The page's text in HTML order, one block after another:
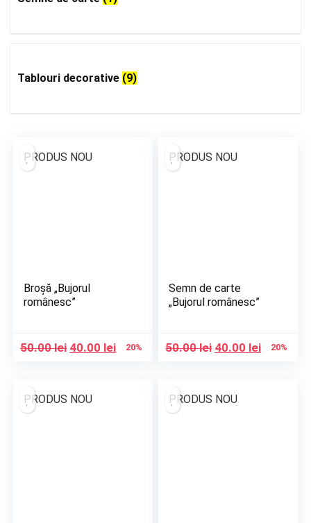
Tablouri decorative (9)
PRODUS NOU
Broșă „Bujorul
românesc”
50.00lei Prețul
50.00 lei.
40.00 leiPrețul
20%
PRODUS NOU
Semn de carte
„Bujorul românesc”
50.00lei Prețul
50.00 lei.
40.00 leiPrețul
20%
PRODUS NOU PRODUS NOU